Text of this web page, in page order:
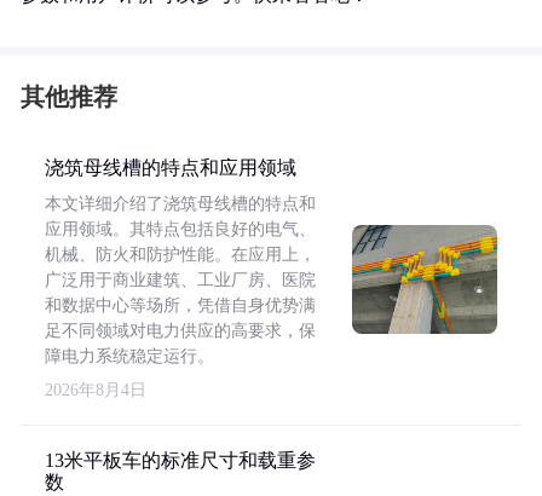
其他推荐
浇筑母线槽的特点和应用领域
本文详细介绍了浇筑母线槽的特点和
应用领域。其特点包括良好的电气、
机械、防火和防护性能。在应用上，
广泛用于商业建筑、工业厂房、医院
和数据中心等场所，凭借自身优势满
足不同领域对电力供应的高要求，保
障电力系统稳定运行。
2026年8月4日
13米平板车的标准尺寸和载重参
数